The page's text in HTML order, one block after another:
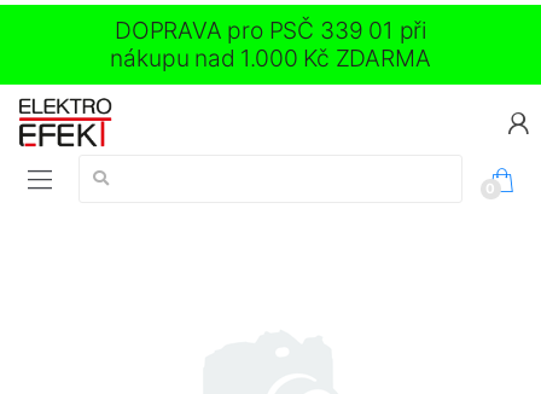
DOPRAVA pro PSČ 339 01 při
nákupu nad 1.000 Kč ZDARMA
Vyhledávání:
0